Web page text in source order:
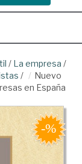
/ La empresa /
/
Nuevo
en España